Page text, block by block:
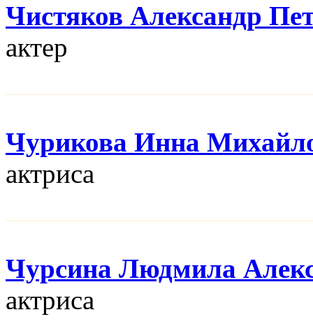
Чистяков Александр
актер
Чурикова Инна
актриса
Чурсина Людмила
актриса